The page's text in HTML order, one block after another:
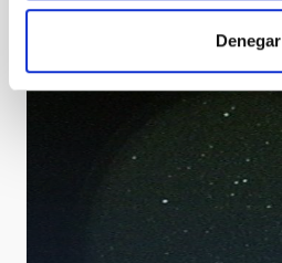
Denegar
Comet C/2019 Q4 (Borisov)